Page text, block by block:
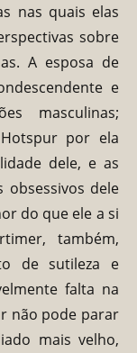
nas quais elas
sobre
A esposa de
e
masculinas;
por ela
dele, e as
obsessivos dele
do que ele a si
também,
de sutileza e
falta na
não pode parar
mais velho,